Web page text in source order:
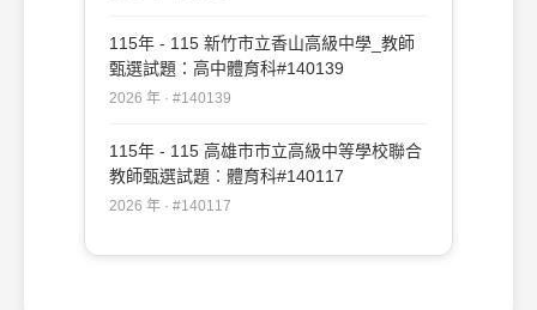
115年 - 115 新竹市立香山高級中學_教師
甄選試題：高中體育科#140139
2026 年 · #140139
115年 - 115 高雄市市立高級中等學校聯合
教師甄選試題︰體育科#140117
2026 年 · #140117